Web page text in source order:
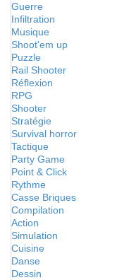
Guerre
Infiltration
Musique
Shoot'em up
Puzzle
Rail Shooter
Réflexion
RPG
Shooter
Stratégie
Survival horror
Tactique
Party Game
Point & Click
Rythme
Casse Briques
Compilation
Action
Simulation
Cuisine
Danse
Dessin